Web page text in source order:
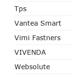
Tps
Vantea Smart
Vimi Fastners
VIVENDA
Websolute